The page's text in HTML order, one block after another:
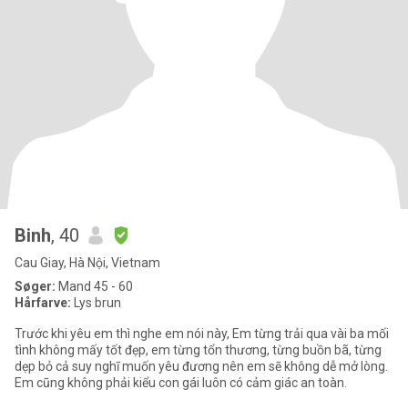
Binh, 40
Cau Giay, Hà Nội, Vietnam
Søger: Mand 45 - 60
Hårfarve: Lys brun
Trước khi yêu em thì nghe em nói này, Em từng trải qua vài ba mối
tình không mấy tốt đẹp, em từng tổn thương, từng buồn bã, từng
dẹp bỏ cả suy nghĩ muốn yêu đương nên em sẽ không dễ mở lòng.
Em cũng không phải kiểu con gái luôn có cảm giác an toàn.